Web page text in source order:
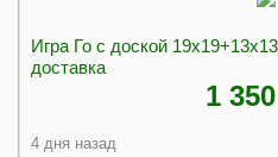
Игра Го с доской
доставка
1
4 дня назад